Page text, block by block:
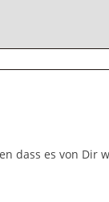
dass es von Dir